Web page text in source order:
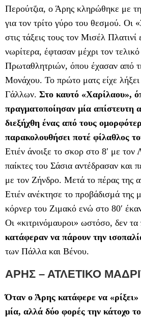
Περούτζια, ο Άρης κληρώθηκε με
για τον τρίτο γύρο του θεσμού. Οι
στις τάξεις τους τον Μισέλ
νωρίτερα, έφτασαν μέχρι τον
Πρωταθλητριών, όπου έχασαν από
Μονάχου. Το πρώτο ματς είχε
Γάλλων. Στο καυτό «Χαρίλαου»,
πραγματοποίησαν μία απίστευτη
διεξήχθη ένας από τους
παρακολουθήσει ποτέ φίλαθλος
Ετιέν άνοιξε το σκορ στο 8′ με τον
παίκτες του Σάσια αντέδρασαν και
με τον Ζήνδρο. Μετά το πέρας της
Ετιέν ανέκτησε το προβάδισμά της
κόρνερ του Ζιμακό ενώ στο 80′
Οι «κιτρινόμαυροι» ωστόσο, δεν
κατάφεραν να πάρουν την
των Πάλλα και Βένου.
ΑΡΗΣ – ΑΤΛΕΤΙΚΟ
Όταν ο Άρης κατάφερε να «ρίξει»
μία, αλλά δύο φορές την κάτοχο